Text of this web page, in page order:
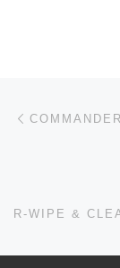
文章导航